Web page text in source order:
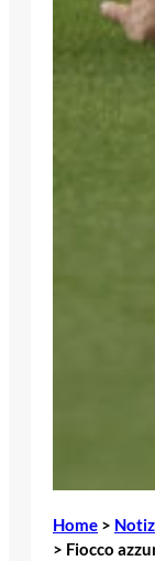
Home >
> Fiocco